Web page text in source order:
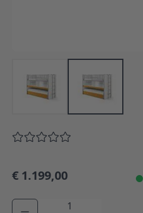
€ 1.199,00
Aantal